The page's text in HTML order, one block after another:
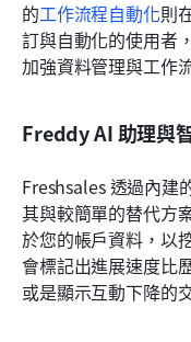
的工作流程自動化則
訂與自動化的使用者
加強資料管理與工作
Freddy AI 助理與
Freshsales 透過內建
其與較簡單的替代方
於您的帳戶資料，以
會標記出進展速度比
或是顯示互動下降的